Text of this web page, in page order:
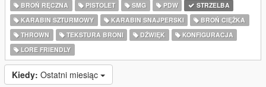
BROŃ RĘCZNA PISTOLET SMG PDW
STRZELBA
KARABIN SZTURMOWY
KARABIN SNAJPERSKI
BROŃ CIĘŻKA
THROWN
TEKSTURA BRONI DŹWIĘK
KONFIGURACJA
LORE FRIENDLY
Kiedy: Ostatni miesiąc